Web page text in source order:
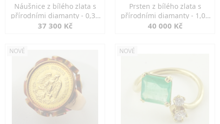
Náušnice z bílého zlata s
přírodními diamanty - 0,30
ct
37 300 Kč
Prsten z bílého zlata s
přírodními diamanty - 1,00
ct
40 000 Kč
NOVÉ NOVÉ